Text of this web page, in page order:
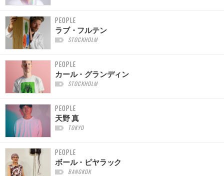
PEOPLE
ラブ・フルテン
STOCKHOLM
PEOPLE
カール・グランディン
STOCKHOLM
PEOPLE
天野 真
TOKYO
PEOPLE
ボール・ピヤラック
BANGKOK